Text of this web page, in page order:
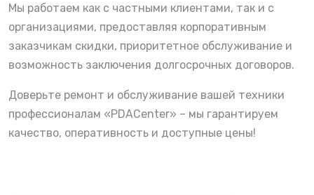
Мы работаем как с частными клиентами, так и с
организациями, предоставляя корпоративным
заказчикам скидки, приоритетное обслуживание и
возможность заключения долгосрочных договоров.
Доверьте ремонт и обслуживание вашей техники
профессионалам «PDACenter» – мы гарантируем
качество, оперативность и доступные цены!